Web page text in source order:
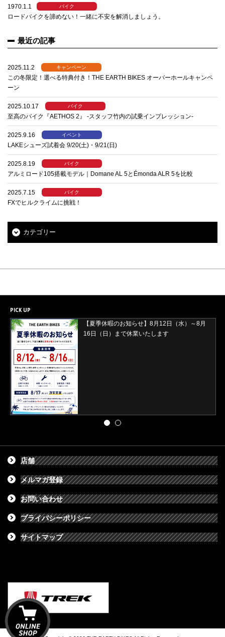
1970.1.1 バイク
ロードバイクを諦めない！一緒に不安を解消しましょう。
最近の記事
2025.11.2 キャンペーン
この冬限定！選べる特典付き！THE EARTH BIKES オーバーホールキャンペ
ーン
2025.10.17 バイク
至高のバイク『AETHOS 2』 -スタッフ竹内の試乗インプレッション-
2025.9.16 イベント
LAKEシューズ試着会 9/20(土)・9/21(日)
2025.8.19 バイク
アルミロード105搭載モデル｜Domane AL 5とÉmonda ALR 5を比較
2025.7.15 バイク
FXでヒルクライムに挑戦！
カテゴリー
PICK UP
【2026年8月29日(土)・30日(日)開催】ORBEA
試乗会＆バレイワークス買取イベント開催
店舗
メルマガ登録
お問い合わせ
プライバシーポリシー
サイトマップ